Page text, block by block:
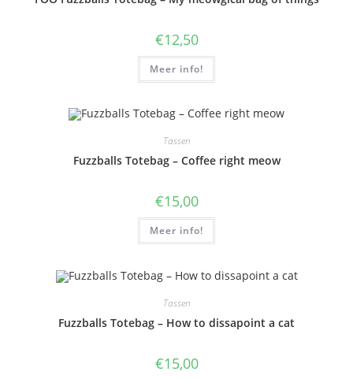
€12,50
Meer info!
Tassen
Fuzzballs Totebag – Coffee right meow
€15,00
Meer info!
Tassen
Fuzzballs Totebag – How to dissapoint a cat
€15,00